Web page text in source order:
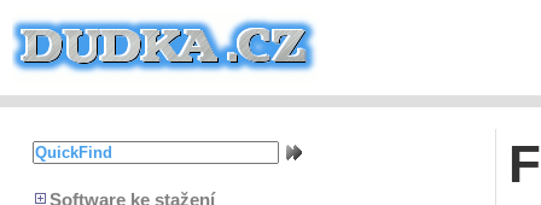
Software ke stažení